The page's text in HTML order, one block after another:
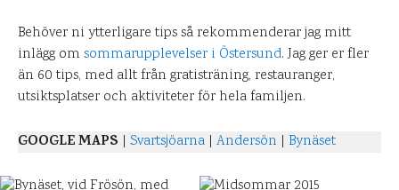
Behöver ni ytterligare tips så rekommenderar jag mitt
inlägg om sommarupplevelser i Östersund. Jag ger er fler
än 60 tips, med allt från gratisträning, restauranger,
utsiktsplatser och aktiviteter för hela familjen.
GOOGLE MAPS | Svartsjöarna | Andersön | Bynäset